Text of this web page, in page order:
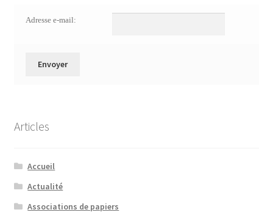
Adresse e-mail:
Articles
Accueil
Actualité
Associations de papiers